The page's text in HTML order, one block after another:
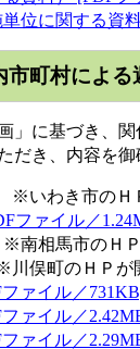
位に関する資
市町村による
に基づき、関
だき、内容を
き市のＨＰ
ファイル／
相馬市のＨＰ
町のＨＰが
ァイル／
ァイル／
ァイル／